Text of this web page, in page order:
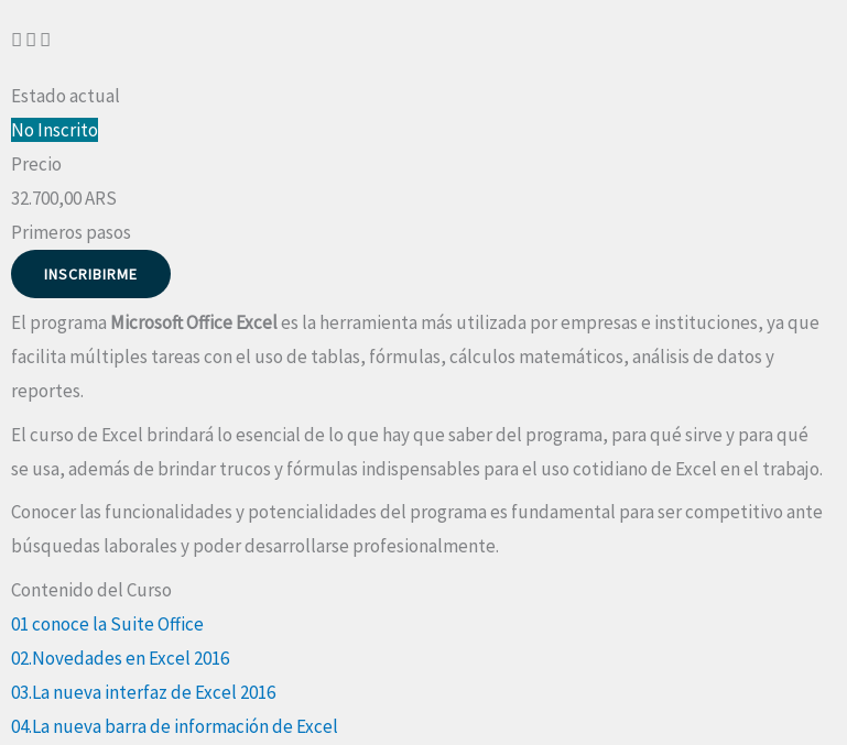
Estado actual
No Inscrito
Precio
32.700,00 ARS
Primeros pasos
INSCRIBIRME
El programa Microsoft Office Exceles la herramienta más utilizada por empresas e instituciones, ya que
facilita múltiples tareas con el uso de tablas, fórmulas, cálculos matemáticos, análisis de datos y
reportes.
El curso de Excel brindará lo esencial de lo que hay que saber del programa, para qué sirve y para qué
se usa, además de brindar trucos y fórmulas indispensables para el uso cotidiano de Excel en el trabajo.
Conocer las funcionalidades y potencialidades del programa es fundamental para ser competitivo ante
búsquedas laborales y poder desarrollarse profesionalmente.
Contenido del Curso
01 conoce la Suite Office
02.Novedades en Excel 2016
03.La nueva interfaz de Excel 2016
04.La nueva barra de información de Excel